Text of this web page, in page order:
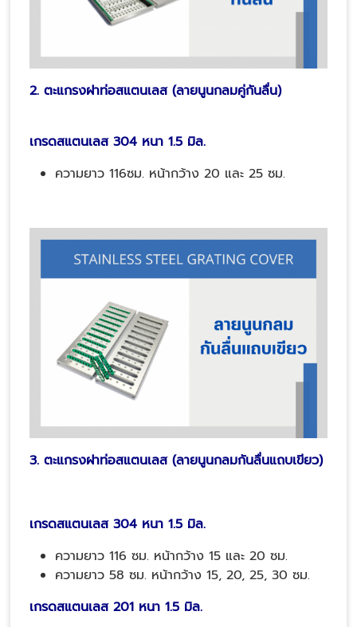
2. ตะแกรงฝาท่อสแตนเลส (ลายนูนกลมคู่กันลื่น)
เกรดสแตนเลส 304 หนา 1.5 มิล.
ความยาว 116ซม. หน้ากว้าง 20 และ 25 ซม.
3. ตะแกรงฝาท่อสแตนเลส (ลายนูนกลมกันลื่นแถบเขียว)
เกรดสแตนเลส 304 หนา 1.5 มิล.
ความยาว 116 ซม. หน้ากว้าง 15 และ 20 ซม.
ความยาว 58 ซม. หน้ากว้าง 15, 20, 25, 30 ซม.
เกรดสแตนเลส 201 หนา 1.5 มิล.